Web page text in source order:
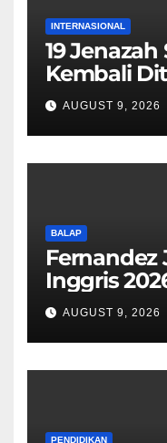
INTERNASIONAL
19 Jenazah
Kembali
AUGUST 9, 2026
BALAP
Fernandez
Inggris
AUGUST 9, 2026
PENDIDIKAN